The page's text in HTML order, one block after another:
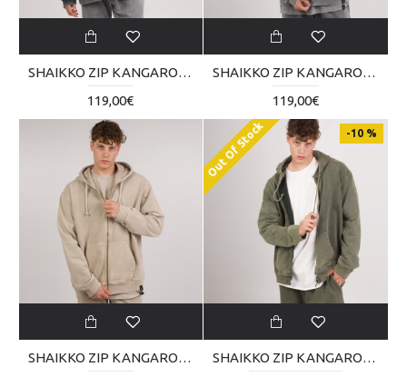
SHAIKKO ZIP KANGAROO REVERSE SKU224TC03-0202
119,00€
SHAIKKO ZIP KANGAROO REVERSE SKU224TC03-0606
119,00€
SHAIKKO ZIP KANGAROO REVERSE SKU224TC03-2222
-10 %
Out Of Stock
SHAIKKO ZIP KANGAROO REVERSE SKU224TC03-5252